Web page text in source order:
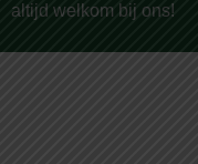
altijd welkom bij ons!